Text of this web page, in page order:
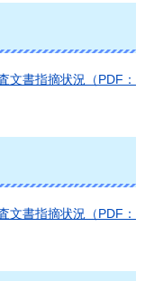
文書指摘状況（PDF：
文書指摘状況（PDF：